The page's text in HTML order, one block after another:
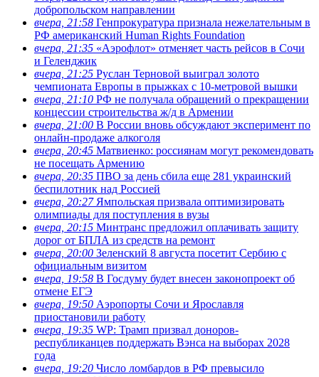
добропольском направлении
вчера, 21:58 Генпрокуратура признала нежелательным в
РФ американский Human Rights Foundation
вчера, 21:35 «Аэрофлот» отменяет часть рейсов в Сочи
и Геленджик
вчера, 21:25 Руслан Терновой выиграл золото
чемпионата Европы в прыжках с 10-метровой вышки
вчера, 21:10 РФ не получала обращений о прекращении
концессии строительства ж/д в Армении
вчера, 21:00 В России вновь обсуждают эксперимент по
онлайн-продаже алкоголя
вчера, 20:45 Матвиенко: россиянам могут рекомендовать
не посещать Армению
вчера, 20:35 ПВО за день сбила еще 281 украинский
беспилотник над Россией
вчера, 20:27Ямпольская призвала оптимизировать
олимпиады для поступления в вузы
вчера, 20:15 Минтранс предложил оплачивать защиту
дорог от БПЛА из средств на ремонт
вчера, 20:00 Зеленский 8 августа посетит Сербию с
официальным визитом
вчера, 19:58 В Госдуму будет внесен законопроект об
отмене ЕГЭ
вчера, 19:50 Аэропорты Сочи и Ярославля
приостановили работу
вчера, 19:35 WP: Трамп призвал доноров-
республиканцев поддержать Вэнса на выборах 2028
года
вчера, 19:20 Число ломбардов в РФ превысило